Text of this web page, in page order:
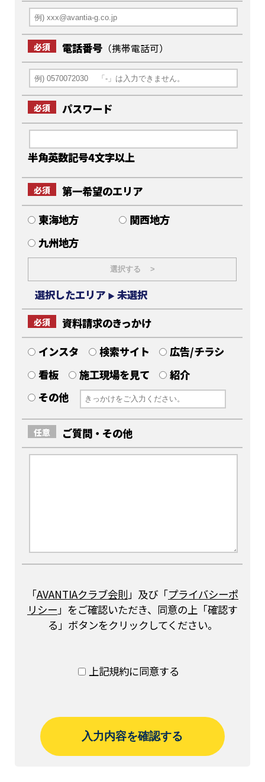
必須 電話番号 （携帯電話可）
必須 パスワード
半角英数記号4文字以上
必須
第一希望のエリア
東海地方
関西地方
九州地方
選択する >
選択したエリア ▶ 未選択
必須
資料請求のきっかけ
インスタ
検索サイト
広告/チラシ
看板
施工現場を見て
紹介
その他
任意 ご質問・その他
「AVANTIAクラブ会則 」及び「プライバシーポ
リシー 」をご確認いただき、同意の上「確認す
る」ボタンをクリックしてください。
上記規約に同意する